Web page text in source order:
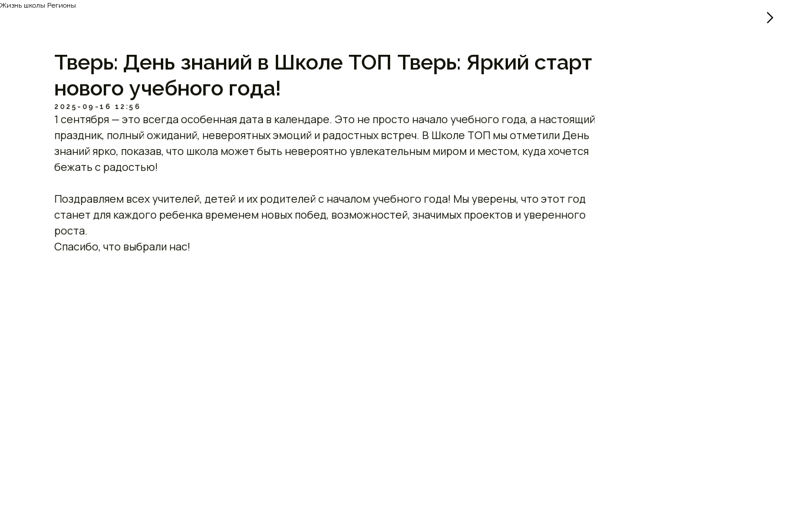
Жизнь школы Регионы
Тверь: День знаний в Школе ТОП Тверь: Яркий старт
нового учебного года!
2025-09-16 12:56
1 сентября — это всегда особенная дата в календаре. Это не просто начало учебного года, а настоящий
праздник, полный ожиданий, невероятных эмоций и радостных встреч. В Школе ТОП мы отметили День
знаний ярко, показав, что школа может быть невероятно увлекательным миром и местом, куда хочется
бежать с радостью!
Поздравляем всех учителей, детей и их родителей с началом учебного года! Мы уверены, что этот год
станет для каждого ребенка временем новых побед, возможностей, значимых проектов и уверенного
роста.
Спасибо, что выбрали нас!